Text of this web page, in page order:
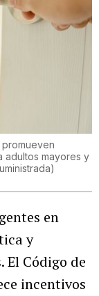
adultos mayores y
)
en
y
El Código de
incentivos